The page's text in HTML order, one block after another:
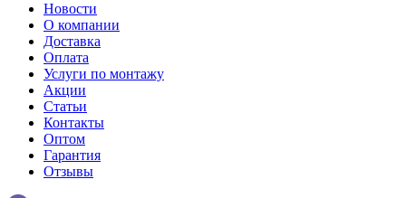
Новости
О компании
Доставка
Оплата
Услуги по монтажу
Акции
Статьи
Контакты
Оптом
Гарантия
Отзывы